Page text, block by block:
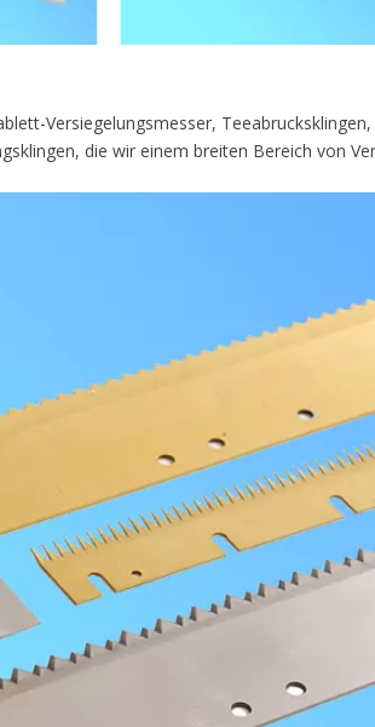
Versiegelungsmesser,
die wir einem breiten Bereich von